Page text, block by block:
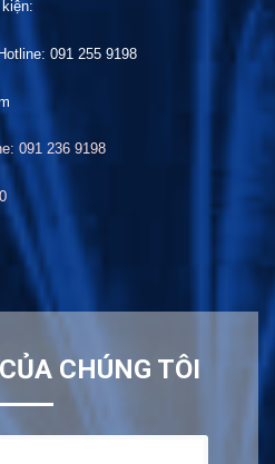
Hotline: 091 255 9198
091 236 9198
CHÚNG TÔI